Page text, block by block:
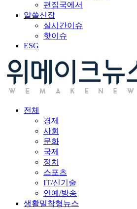
편집국에서
알쓸신잡
실시간이슈
핫이슈
ESG
전체
경제
사회
문화
국제
정치
스포츠
IT/신기술
연예/방송
생활밀착형뉴스